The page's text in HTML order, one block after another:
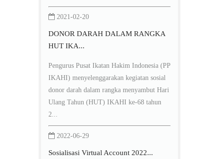
2021-02-20
DONOR DARAH DALAM RANGKA
HUT IKA...
Pengurus Pusat Ikatan Hakim Indonesia (PP
IKAHI) menyelenggarakan kegiatan sosial
donor darah dalam rangka menyambut Hari
Ulang Tahun (HUT) IKAHI ke-68 tahun
2...
2022-06-29
Sosialisasi Virtual Account 2022...